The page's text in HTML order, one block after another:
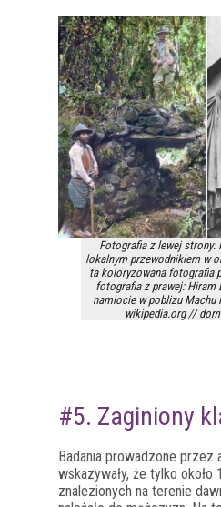
Fotografia z lewej strony:
lokalnym przewodnikiem w
ta koloryzowana fotografia
fotografia z prawej: Hiram
namiocie w poblizu Machu
wikipedia.org //
#5. Zaginiony
Badania prowadzone przez
wskazywały, że tylko około
znalezionych na terenie